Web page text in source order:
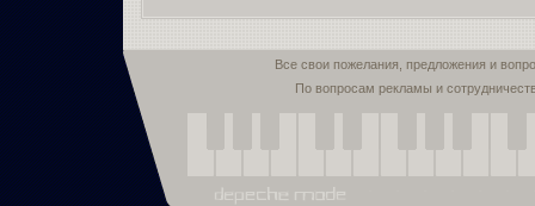
Все свои пожелания, предложения и
По вопросам рекламы и